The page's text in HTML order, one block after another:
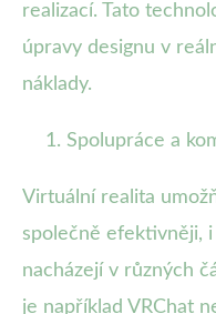
realizací. Tato
úpravy designu v
náklady.
Spolupráce a
Virtuální realita
společně efektivněji,
nacházejí v různých
je například VRChat